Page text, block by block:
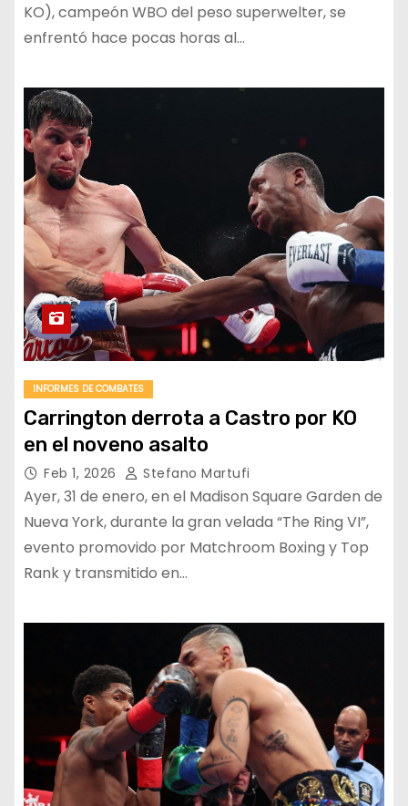
KO), campeón WBO del peso superwelter, se
enfrentó hace pocas horas al…
INFORMES DE COMBATES
Carrington derrota a Castro por KO
en el noveno asalto
Feb 1, 2026 Stefano Martufi
Ayer, 31 de enero, en el Madison Square Garden de
Nueva York, durante la gran velada “The Ring VI”,
evento promovido por Matchroom Boxing y Top
Rank y transmitido en…